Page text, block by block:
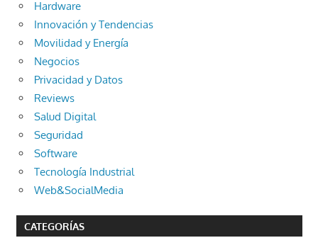
Hardware
Innovación y Tendencias
Movilidad y Energía
Negocios
Privacidad y Datos
Reviews
Salud Digital
Seguridad
Software
Tecnología Industrial
Web&SocialMedia
CATEGORÍAS